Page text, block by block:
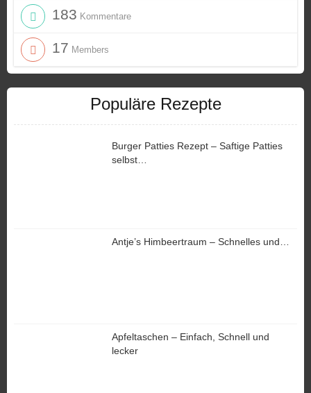
183 Kommentare
17 Members
Populäre Rezepte
Burger Patties Rezept – Saftige Patties
selbst…
Antje’s Himbeertraum – Schnelles und…
Apfeltaschen – Einfach, Schnell und
lecker